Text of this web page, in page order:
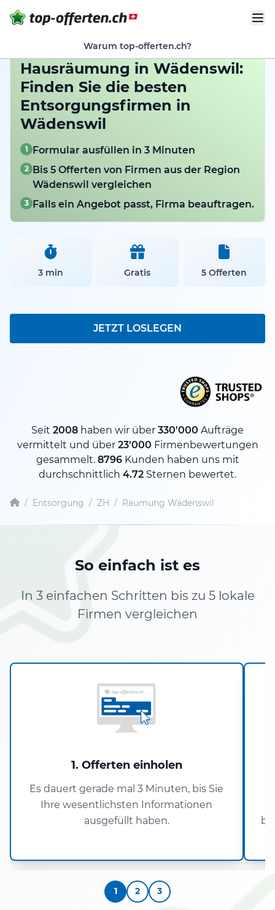
Warum top-offerten.ch?
Hausräumung in Wädenswil:
Finden Sie die besten
Entsorgungsfirmen in
Wädenswil
1 Formular ausfüllen in 3 Minuten
2 Bis 5 Offerten von Firmen aus der Region
Wädenswil vergleichen
3 Falls ein Angebot passt, Firma beauftragen.
3 min Gratis 5 Offerten
JETZT LOSLEGEN
Seit 2008 haben wir über 330'000 Aufträge
vermittelt und über 23'000 Firmenbewertungen
gesammelt. 8796Kunden haben uns mit
durchschnittlich 4.72 Sternen bewertet.
/ Entsorgung / ZH / Räumung Wädenswil
So einfach ist es
In 3 einfachen Schritten bis zu 5 lokale
Firmen vergleichen
1. Offerten einholen
Es dauert gerade mal 3 Minuten, bis Sie
Ihre wesentlichsten Informationen
ausgefüllt haben.
1 2 3